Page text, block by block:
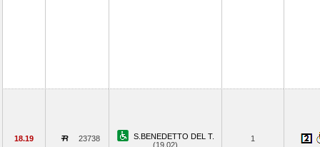
18.19 23738
S.BENEDETTO DEL T.
(19.02)
1